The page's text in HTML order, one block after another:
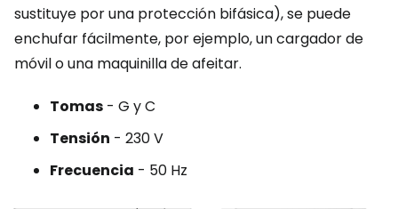
sustituye por una protección bifásica), se puede
enchufar fácilmente, por ejemplo, un cargador de
móvil o una maquinilla de afeitar.
Tomas - G y C
Tensión - 230 V
Frecuencia - 50 Hz